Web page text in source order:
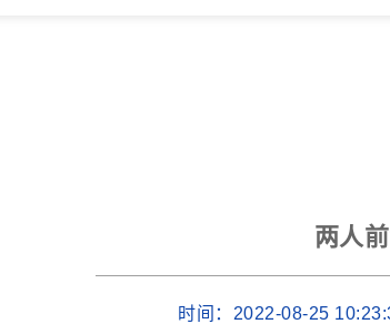
两人
时间：2022-08-25